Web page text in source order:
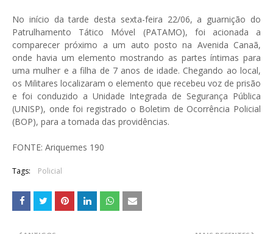
No início da tarde desta sexta-feira 22/06, a guarnição do
Patrulhamento Tático Móvel (PATAMO), foi acionada a
comparecer próximo a um auto posto na Avenida Canaã,
onde havia um elemento mostrando as partes íntimas para
uma mulher e a filha de 7 anos de idade. Chegando ao local,
os Militares localizaram o elemento que recebeu voz de prisão
e foi conduzido a Unidade Integrada de Segurança Pública
(UNISP), onde foi registrado o Boletim de Ocorrência Policial
(BOP), para a tomada das providências.
FONTE: Ariquemes 190
Tags: Policial